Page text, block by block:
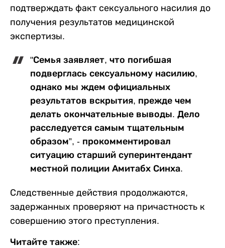
подтверждать факт сексуального насилия до
получения результатов медицинской
экспертизы.
"Семья заявляет, что погибшая
подверглась сексуальному насилию,
однако мы ждем официальных
результатов вскрытия, прежде чем
делать окончательные выводы. Дело
расследуется самым тщательным
образом”, - прокомментировал
ситуацию старший суперинтендант
местной полиции Амитабх Синха.
Следственные действия продолжаются,
задержанных проверяют на причастность к
совершению этого преступления.
Читайте также: